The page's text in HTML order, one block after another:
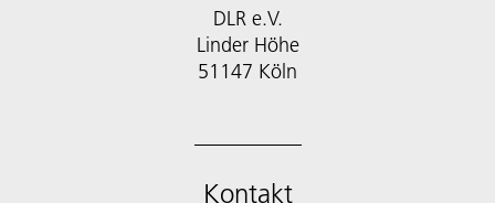
DLR e.V.
Linder Höhe
51147 Köln
Kontakt